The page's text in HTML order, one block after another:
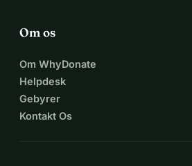
Om os
Om WhyDonate
Helpdesk
Gebyrer
Kontakt Os